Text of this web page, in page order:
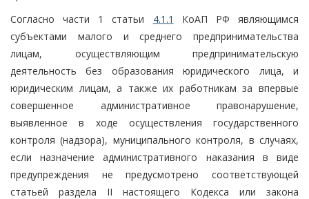
Согласно части 1 статьи 4.1.1
КоАП РФ являющимся
субъектами малого и среднего предпринимательства
лицам, осуществляющим предпринимательскую
деятельность без образования юридического лица, и
юридическим лицам, а также их работникам за впервые
совершенное административное правонарушение,
выявленное в ходе осуществления государственного
контроля (надзора), муниципального контроля, в случаях,
если назначение административного наказания в виде
предупреждения не предусмотрено соответствующей
статьей раздела II настоящего Кодекса или закона